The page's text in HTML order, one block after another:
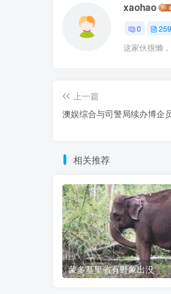
xaohao
0 259
这家伙很懒
上一篇
澳娱综合与司警局续办博企
相关推荐
蒙多基里省有野象出没